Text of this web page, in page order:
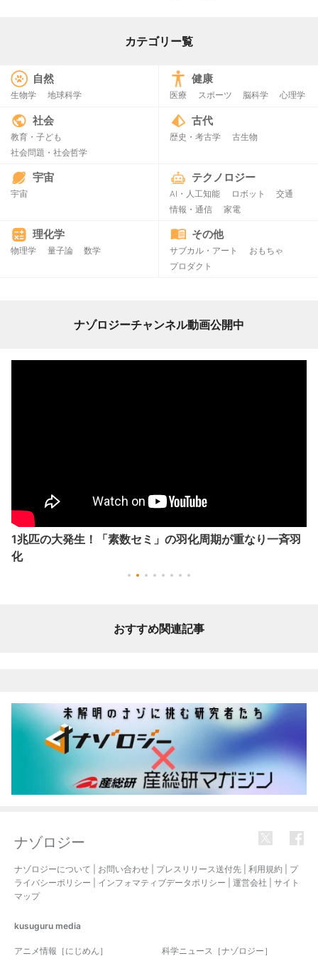
カテゴリー覧
自然
生物学 地球科学
健康
医療 スポーツ 脳科学 心理学
社会
教育・子ども
社会問題・社会哲学
古代
歴史・考古学 古生物
宇宙
宇宙
テクノロジー
AI・人工知能 ロボット
交通
情報・通信
家電
理化学
物理学 量子論 数学
その他
サブカル・アート
おもちゃ
プロダクト
ナゾロジーチャンネル動画公開中
1兆匹の大発生！「素数セミ」の羽化周期が重なり一斉羽
化
おすすめ関連記事
ナゾロジー
ナゾロジーについて お問い合わせ プレスリリース送付先 利用規約
プ
ライバシーポリシー
インフォマティブデータポリシー 運営会社
サイト
マップ
kusuguru media
アニメ情報［にじめん］ 科学ニュース［ナゾロジー］